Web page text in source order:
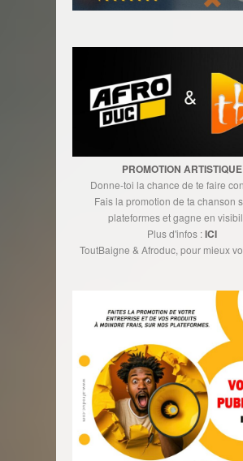
PROMOTION ARTISTIQUE
Donne-toi la chance de te faire
Fais la promotion de ta chanson
plateformes et gagne en
Plus d'infos :ICI
ToutBaigne & Afroduc, pour mieux